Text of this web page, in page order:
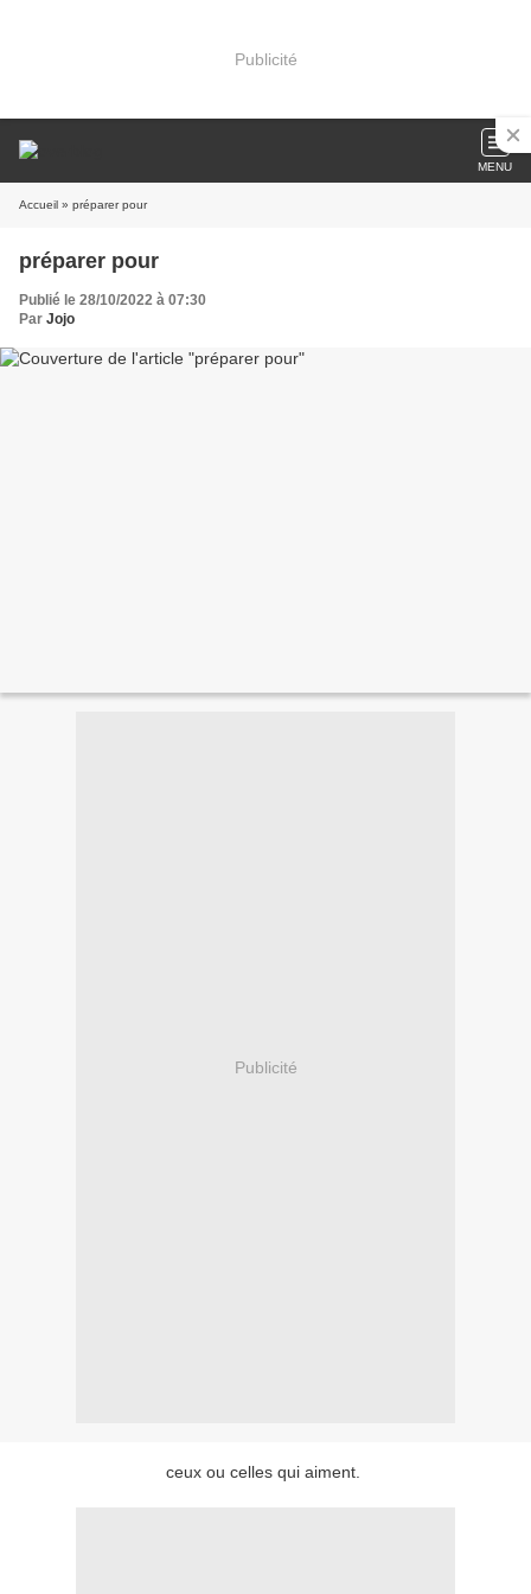
Publicité
MENU
Accueil » préparer pour
préparer pour
Publié le 28/10/2022 à 07:30
Par Jojo
Publicité
ceux ou celles qui aiment.